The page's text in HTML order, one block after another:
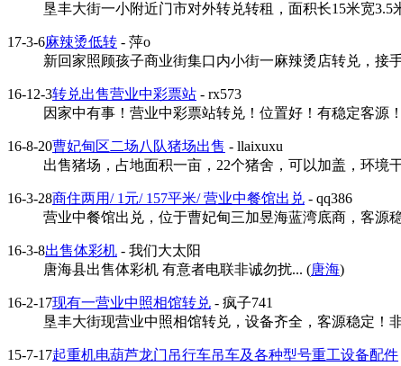
垦丰大街一小附近门市对外转兑转租，面积长15米宽3.5
17-3-6麻辣烫低转 - 萍o
新回家照顾孩子商业街集口内小街一麻辣烫店转兑，接
16-12-3转兑出售营业中彩票站 - rx573
因家中有事！营业中彩票站转兑！位置好！有稳定客源
16-8-20曹妃甸区二场八队猪场出售 - llaixuxu
出售猪场，占地面积一亩，22个猪舍，可以加盖，环境
16-3-28商住两用/ 1元/ 157平米/ 营业中餐馆出兑 - qq386
营业中餐馆出兑，位于曹妃甸三加昱海蓝湾底商，客源
16-3-8出售体彩机 - 我们大太阳
唐海县出售体彩机 有意者电联非诚勿扰... (唐海)
16-2-17现有一营业中照相馆转兑 - 疯子741
垦丰大街现营业中照相馆转兑，设备齐全，客源稳定！
15-7-17起重机电葫芦龙门吊行车吊车及各种型号重工设备配件